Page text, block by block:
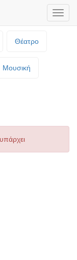
Θέατρο
Μουσική